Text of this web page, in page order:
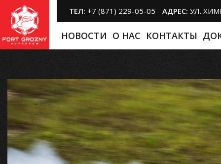
ТЕЛ: +7 (871) 229-05-05 АДРЕС: УЛ.
НОВОСТИ O НАС КОНТАКТЫ